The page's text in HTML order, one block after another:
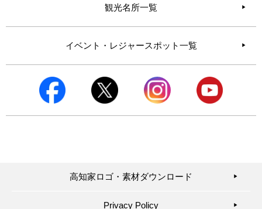
観光名所一覧
イベント・レジャースポット一覧
高知家ロゴ・素材ダウンロード ▶︎
Privacy Policy ▶︎